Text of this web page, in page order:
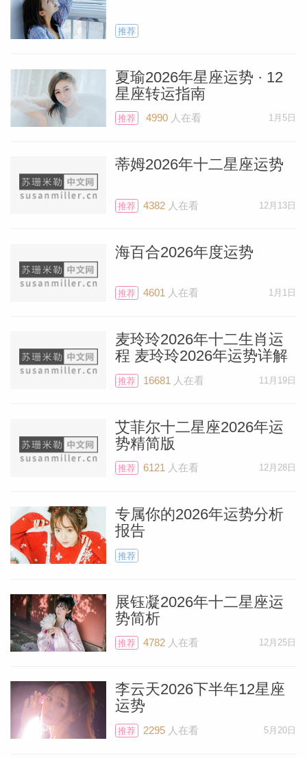
料简介
避开金星逆行的阶段，因为这期间她对感情
维系的能力会下降。如果一月份你遇到了某
好读本书吧，狮子们。
这两个逆行会让一月份的节奏变慢，但是如
果你正处于忙碌的假日季节可能会比较高兴
听到这消息（看起来是这样！）。二月份会
极其令人愉快的。
如果你已经有约会对象或者已婚，金星的逆
行对你没有伤害。你这段关系开始的很早的
话，第一次约会的时候金星应该不在逆行。
如果你有伴，那么恭喜你运气不错，因为金
星的爱人火星整个月都位于射手座，对你而
交生活，带来温暖而有质量的双人时光（以
及热辣性感的时刻）。火星直到1月24日都
会位于射手座也就是你的真爱宫，尽可能利
的狮子来说都是非常值得关注的——无论单
身与否，你都可以尽请期待。
你似乎充满活力的开启了新的一年。你可能
有很多事情要做，并渴望开始行动——1月
碌。待办事项清单上的项目可能与个人职责
有关，比如为孩子找一个可靠、有爱心的保
姆，找一个水管工来检查厨房水槽，或者找
推荐
夏瑜2026年星座运势 · 12
星座转运指南
推荐 4990人在看 1月5日
蒂姆2026年十二星座运势
推荐 4382人在看 12月13日
海百合2026年度运势
推荐 4601 人在看 1月1日
麦玲玲2026年十二生肖运
程 麦玲玲2026年运势详解
推荐 16681 人在看 11月19日
艾菲尔十二星座2026年运
势精简版
推荐 6121 人在看 12月28日
专属你的2026年运势分析
报告
推荐
展钰凝2026年十二星座运
势简析
推荐 4782人在看 12月25日
李云天2026下半年12星座
运势
推荐 2295人在看 5月20日